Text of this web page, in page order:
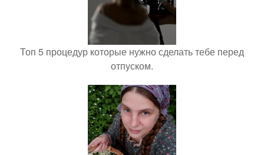
Топ 5 процедур которые нужно сделать тебе перед
отпуском.